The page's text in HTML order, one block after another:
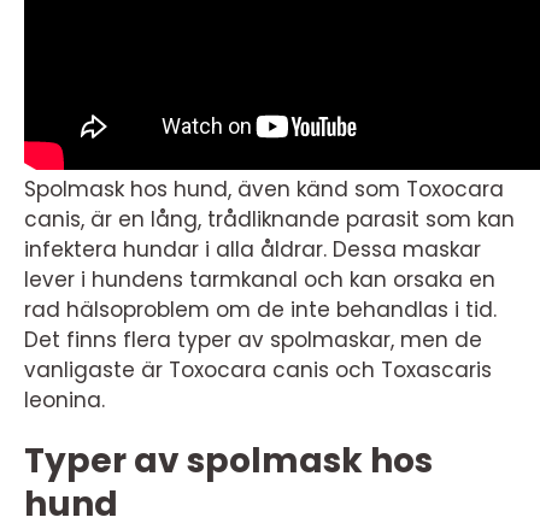
Spolmask hos hund, även känd som Toxocara
canis, är en lång, trådliknande parasit som kan
infektera hundar i alla åldrar. Dessa maskar
lever i hundens tarmkanal och kan orsaka en
rad hälsoproblem om de inte behandlas i tid.
Det finns flera typer av spolmaskar, men de
vanligaste är Toxocara canis och Toxascaris
leonina.
Typer av spolmask hos
hund